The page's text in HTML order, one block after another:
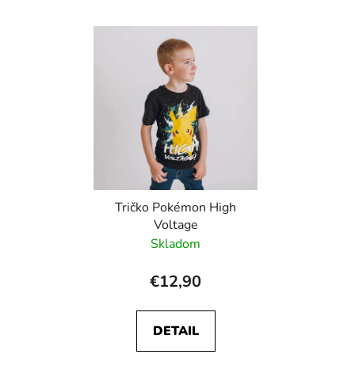
Tričko Pokémon High
Voltage
Skladom
€12,90
DETAIL